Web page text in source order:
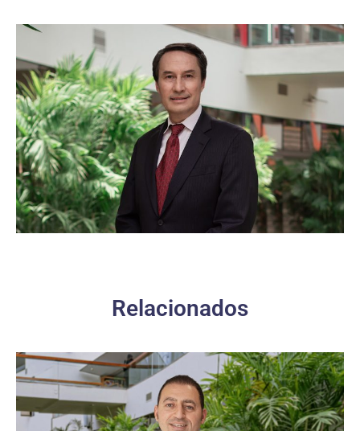
Relacionados